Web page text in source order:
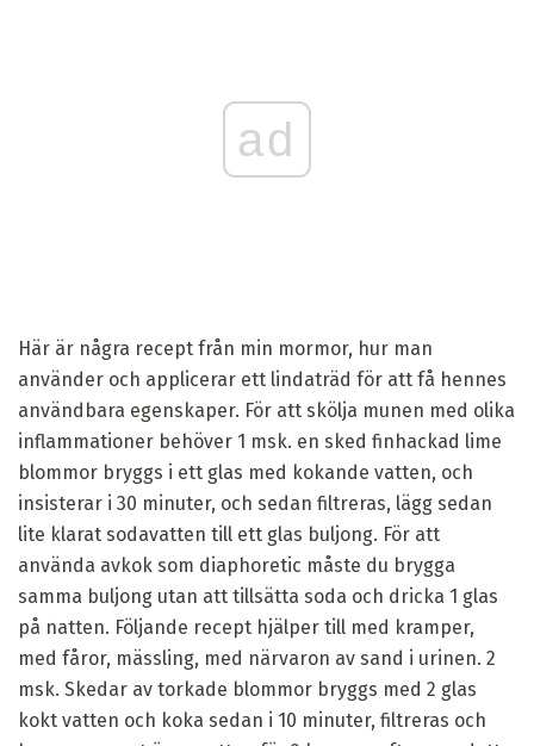
ad
Här är några recept från min mormor, hur man
använder och applicerar ett lindaträd för att få hennes
användbara egenskaper. För att skölja munen med olika
inflammationer behöver 1 msk. en sked finhackad lime
blommor bryggs i ett glas med kokande vatten, och
insisterar i 30 minuter, och sedan filtreras, lägg sedan
lite klarat sodavatten till ett glas buljong. För att
använda avkok som diaphoretic måste du brygga
samma buljong utan att tillsätta soda och dricka 1 glas
på natten. Följande recept hjälper till med kramper,
med fåror, mässling, med närvaron av sand i urinen. 2
msk. Skedar av torkade blommor bryggs med 2 glas
kokt vatten och koka sedan i 10 minuter, filtreras och